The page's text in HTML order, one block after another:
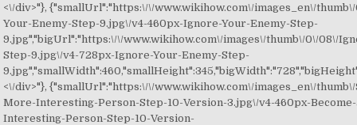
<\/div>"}, {"smallUrl":"https:\/\/www.wikihow.com\/images_en\/
Your-Enemy-Step-9.jpg\/v4-460px-Ignore-Your-Enemy-Step-
9.jpg","bigUrl":"https:\/\/www.wikihow.com\/images\/thumb\/0\/08\/
Step-9.jpg\/v4-728px-Ignore-Your-Enemy-Step-
<\/div>"}, {"smallUrl":"https:\/\/www.wikihow.com\/images_en\/
More-Interesting-Person-Step-10-Version-3.jpg\/v4-460px-
Interesting-Person-Step-10-Version-